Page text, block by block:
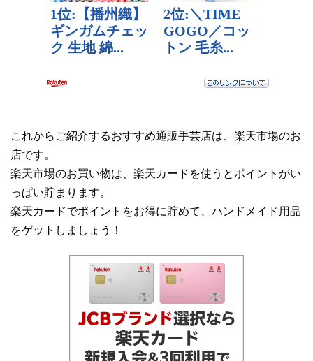
これからご紹介するおすすめ通販手芸店は、楽天市場のお
店です。
楽天市場のお買い物は、楽天カードを使うとポイントがい
っぱい貯まります。
楽天カードでポイントをお得に貯めて、ハンドメイド用品
をゲットしましょう！